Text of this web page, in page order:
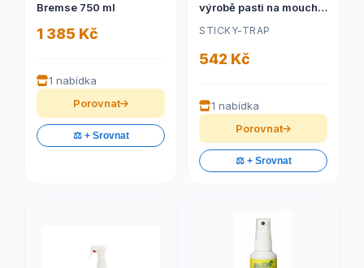
Bremse 750 ml
1 385 Kč
1 nabídka
Porovnat
⚖️ + Srovnat
výrobě pasti na mouchy
k výrobě pasti na
mouchy, 3ks)
STICKY-TRAP
542 Kč
1 nabídka
Porovnat
⚖️ + Srovnat